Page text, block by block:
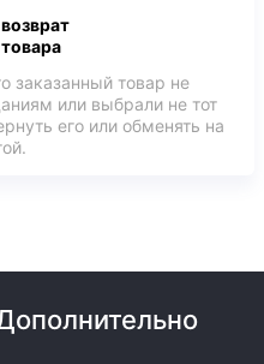
заказанный товар не
или выбрали не тот
его или обменять на